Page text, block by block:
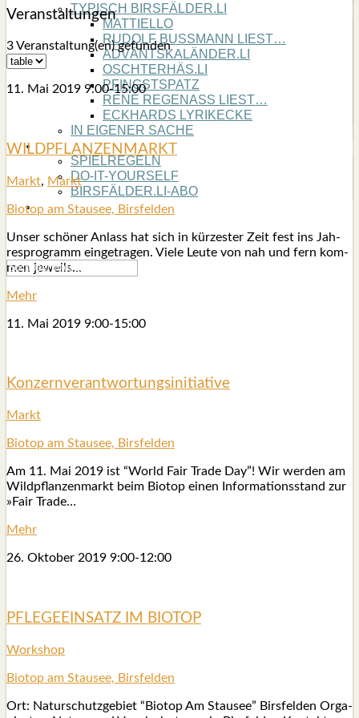
TYPISCH BIRSFÄLDER.LI
MATTIELLO
RUDOLF BUSS­MANN LIEST…
ADVÄNTSKALÄNDER.LI
OSCHTERHÄS.LI
PFINGST­SPATZ
RENÉ REGEN­ASS LIEST…
ECK­HARDS LYRIK­ECKE
IN EIGE­NER SACHE
SO GOOT’S
SPIEL­RE­GELN
DO-IT-YOUR­S­ELF
BIRSFÄLDER.LI-ABO
SHOUT­BOX
Ver­an­stal­tun­gen
3 Veranstaltung(en) gefun­den
11. Mai 2019 9:00-15:00
WILDPFLANZENMARKT
Markt, Markt
Bio­top am Stau­see, Birs­fel­den
Unser schö­ner Anlass hat sich in kür­zes­ter Zeit fest ins Jah­
res­pro­gramm ein­ge­tra­gen. Vie­le Leu­te von nah und fern kom­
men jeweils…
Mehr
11. Mai 2019 9:00-15:00
Kon­zern­ver­ant­wor­tungs­in­itia­ti­ve
Markt
Bio­top am Stau­see, Birs­fel­den
Am 11. Mai 2019 ist “World Fair Trade Day”! Wir wer­den am
Wild­pflan­zen­markt beim Bio­top einen Infor­ma­ti­ons­stand zur
»Fair Trade…
Mehr
26. Okto­ber 2019 9:00-12:00
PFLEGEEINSATZ IM BIOTOP
Work­shop
Bio­top am Stau­see, Birs­fel­den
Ort: Natur­schutz­ge­biet “Bio­top Am Stau­see” Birs­fel­den Orga­